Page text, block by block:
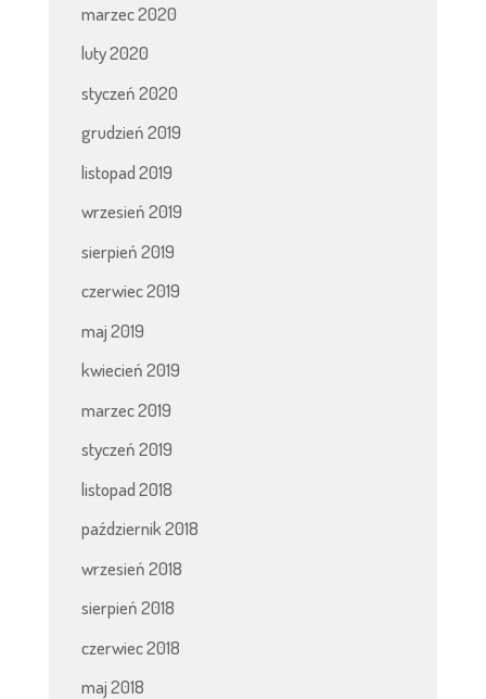
marzec 2020
luty 2020
styczeń 2020
grudzień 2019
listopad 2019
wrzesień 2019
sierpień 2019
czerwiec 2019
maj 2019
kwiecień 2019
marzec 2019
styczeń 2019
listopad 2018
październik 2018
wrzesień 2018
sierpień 2018
czerwiec 2018
maj 2018